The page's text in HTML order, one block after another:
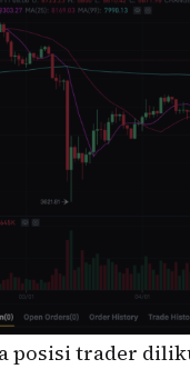
posisi trader